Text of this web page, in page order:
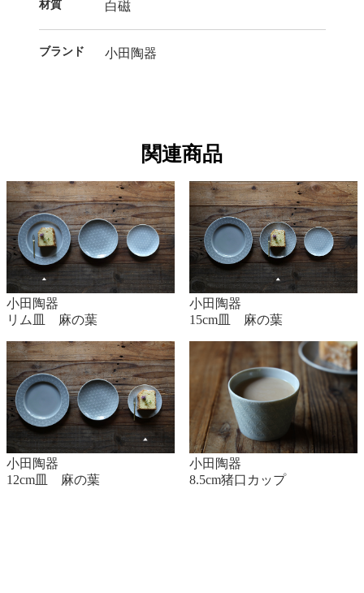
材質 白磁
ブランド 小田陶器
関連商品
小田陶器
リム皿 麻の葉
小田陶器
15cm皿 麻の葉
小田陶器
12cm皿 麻の葉
小田陶器
8.5cm猪口カップ